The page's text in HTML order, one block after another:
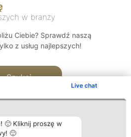
Live chat
🙂 Kliknij proszę w
🙂
w branży
Ciebie? Sprawdź naszą
z usług najlepszych!
Szukaj